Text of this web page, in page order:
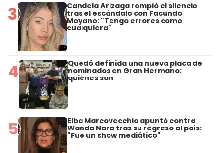
3 Candela Arizaga rompió el silencio
tras el escándalo con Facundo
Moyano: "Tengo errores como
cualquiera"
4 Quedó definida una nueva placa de
nominados en Gran Hermano:
quiénes son
5 Elba Marcovecchio apuntó contra
Wanda Nara tras su regreso al país:
"Fue un show mediático"